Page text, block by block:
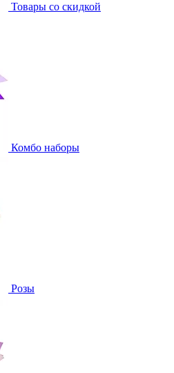
Товары со скидкой
Комбо наборы
Розы